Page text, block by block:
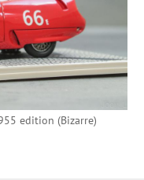
edition (Bizarre)